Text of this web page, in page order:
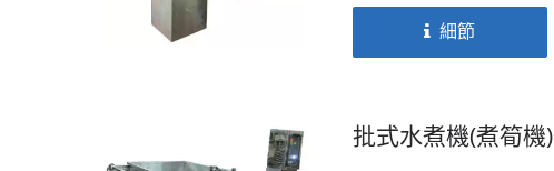
細節
批式水煮機(煮筍機)